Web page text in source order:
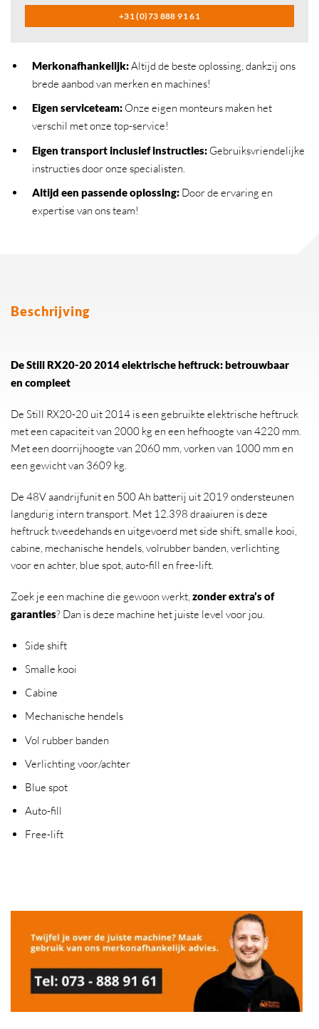
+31 (0)73 888 91 61
Merkonafhankelijk:Altijd de beste oplossing, dankzij ons
brede aanbod van merken en machines!
Eigen serviceteam:Onze eigen monteurs maken het
verschil met onze top-service!
Eigen transport inclusief instructies:Gebruiksvriendelijke
instructies door onze specialisten.
Altijd een passende oplossing:Door de ervaring en
expertise van ons team!
Beschrijving
De Still RX20-20 2014 elektrische heftruck: betrouwbaar
en compleet
De Still RX20-20 uit 2014 is een gebruikte elektrische heftruck
met een capaciteit van 2000 kg en een hefhoogte van 4220 mm.
Met een doorrijhoogte van 2060 mm, vorken van 1000 mm en
een gewicht van 3609 kg.
De 48V aandrijfunit en 500 Ah batterij uit 2019 ondersteunen
langdurig intern transport. Met 12.398 draaiuren is deze
heftruck tweedehands en uitgevoerd met side shift, smalle kooi,
cabine, mechanische hendels, volrubber banden, verlichting
voor en achter, blue spot, auto-fill en free-lift.
Zoek je een machine die gewoon werkt, zonder extra’s of
garanties? Dan is deze machine het juiste level voor jou.
Side shift
Smalle kooi
Cabine
Mechanische hendels
Vol rubber banden
Verlichting voor/achter
Blue spot
Auto-fill
Free-lift